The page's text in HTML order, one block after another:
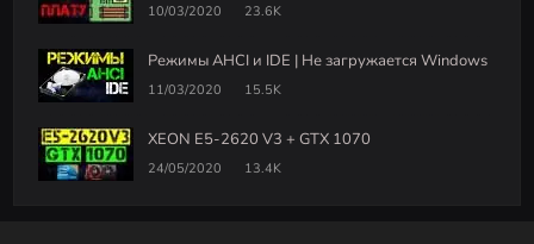
10/03/2020 23.6K
Режимы AHCI и IDE | Не загружается Windows
11/03/2020 15.5K
XEON E5-2620 V3 + GTX 1070
24/05/2020 13.4K